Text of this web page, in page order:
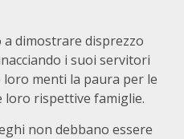
dimostrare disprezzo
i suoi servitori
menti la paura per le
loro rispettive famiglie.
non debbano essere